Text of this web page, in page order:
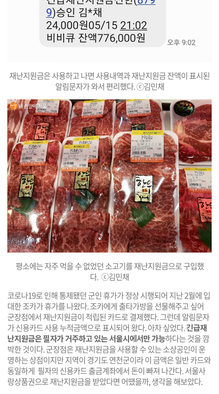
재난지원금은 사용하고 나면 사용내역과 재난지원금 잔액이 표시된
알림문자가 와서 편리했다. ⓒ김민채​
평소에는 자주 먹을 수 없었던 소고기를 재난지원금으로 구입했
다. ⓒ김민채
코로나19로 인해 통제됐던 군인 휴가가 정상 시행되어 지난 2월에 입
대한 조카가 휴가를 나왔다. 조카에게 출타가방을 선물해주고 싶어
군장점에서 재난지원금이 적립된 카드로 결제했다. 그런데 알림문자
가 신용카드 사용 누적금액으로 표시되어 왔다. 아차 싶었다.긴급재
난지원금은 필자가 거주하고 있는 서울시에서만 가능하다는 것을 깜
박한 것이다. 군장점은 재난지원금을 사용할 수 있는 소상공인이 운
영하는 상점이지만 지역이 경기도 연천군이라 이 금액은 일반 카드와
동일하게 필자의 신용카드 출금계좌에서 돈이 빠져 나간다. 서울사
랑상품권으로 재난지원금을 받았다면 어땠을까, 생각을 해보았다.